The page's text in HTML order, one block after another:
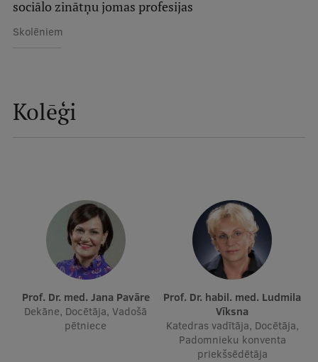
sociālo zinātņu jomas profesijas
Skolēniem
Kolēģi
Prof. Dr. med. Jana Pavāre
Dekāne, Docētāja, Vadošā
pētniece
Prof. Dr. habil. med. Ludmila
Vīksna
Katedras vadītāja, Docētāja,
Padomnieku konventa
priekšsēdētāja